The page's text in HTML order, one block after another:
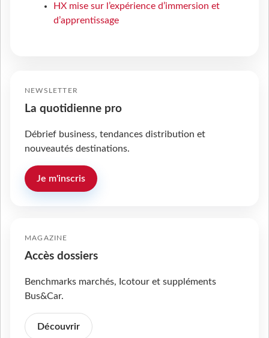
HX mise sur l’expérience d’immersion et
d’apprentissage
NEWSLETTER
La quotidienne pro
Débrief business, tendances distribution et
nouveautés destinations.
Je m'inscris
MAGAZINE
Accès dossiers
Benchmarks marchés, Icotour et suppléments
Bus&Car.
Découvrir